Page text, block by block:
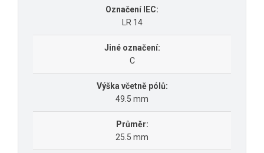
Označení IEC:
LR 14
Jiné označení:
C
Výška včetně pólů:
49.5 mm
Průměr:
25.5 mm